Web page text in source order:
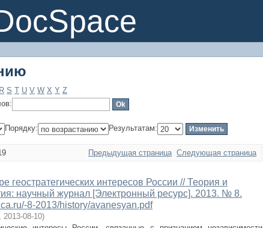
R S T U V W X Y Z
Порядку: Результатам:
Предыдущая страница Следующая страница
интересов России // Теория и
научный журнал [Электронный ресурс]. 2013. № 8.
8-2013/history/avanesyan.pdf
, 2013-08-10)